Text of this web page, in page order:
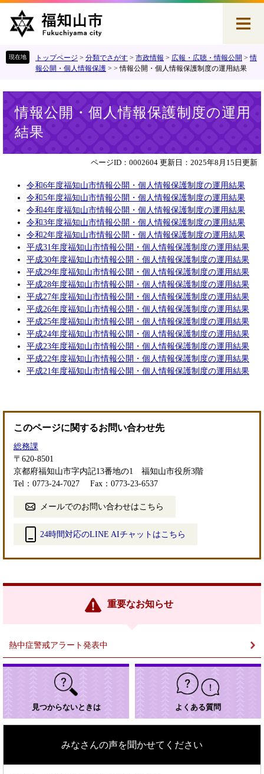
す
し
トップページ > 分類でさがす > 市政情報 > 広報・広聴・情報公開 >情
報公開・個人情報保護 > >情報公開・個人情報保護制度の運用結果
情報公開・個人情報保護制度の運用
結果
ページID：0002604 更新日：2025年8月15日更新
令和6年度福知山市情報公開・個人情報保護制度の運用結果​
令和5年度福知山市情報公開・個人情報保護制度の運用結果​
令和4年度福知山市情報公開・個人情報保護制度の運用結果
令和3年度福知山市情報公開・個人情報保護制度の運用結果
令和2年度福知山市情報公開・個人情報保護制度の運用結果
平成31年度福知山市情報公開・個人情報保護制度の運用結果
平成30年度福知山市情報公開・個人情報保護制度の運用結果
平成29年度福知山市情報公開・個人情報保護制度の運用結果
平成28年度福知山市情報公開・個人情報保護制度の運用結果
平成27年度福知山市情報公開・個人情報保護制度の運用結果
平成26年度福知山市情報公開・個人情報保護制度の運用結果
平成25年度福知山市情報公開・個人情報保護制度の運用結果
平成24年度福知山市情報公開・個人情報保護制度の運用結果
平成23年度福知山市情報公開・個人情報保護制度の運用結果
平成22年度福知山市情報公開・個人情報保護制度の運用結果
平成21年度福知山市情報公開・個人情報保護制度の運用結果
このページに関するお問い合わせ先
総務課
〒620-8501
京都府福知山市字内記13番地の1 福知山市役所3階
Tel：0773-24-7027
Fax：0773-23-6537
メールでのお問い合わせはこちら
24時間対応のLINE AIチャットはこちら
リ
重要なお知らせ
熱中症警戒アラート発表中
見つからないときは よくある質問
みなさんの声を聞かせてください